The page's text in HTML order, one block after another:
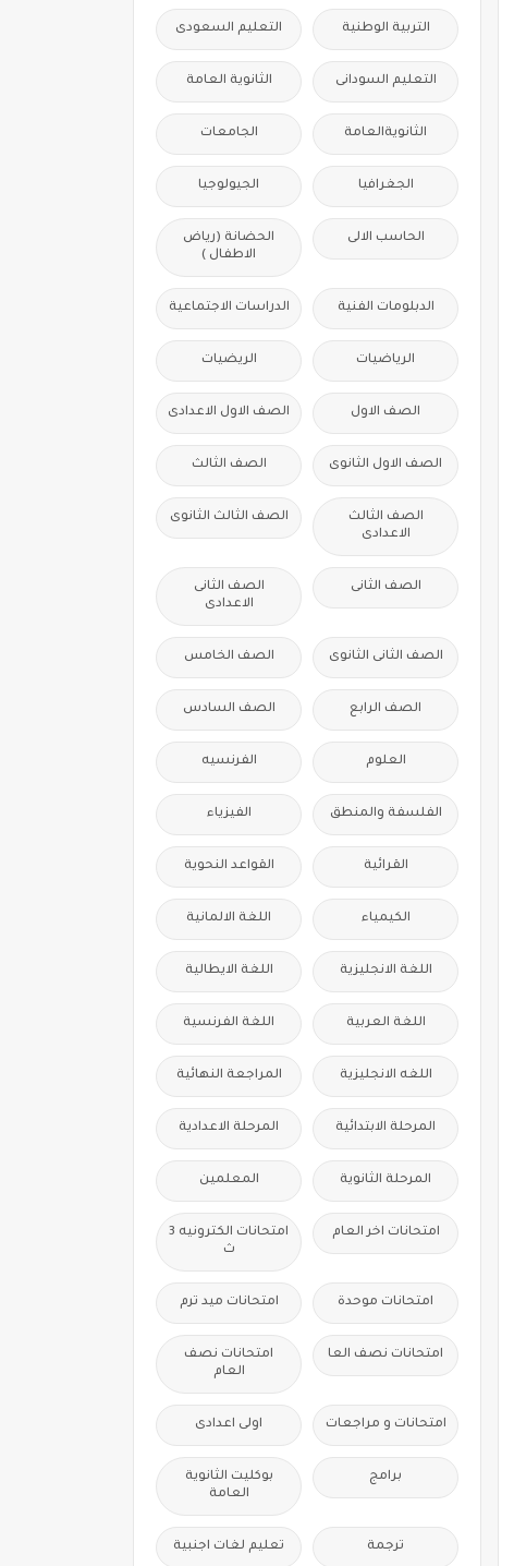
التربية الوطنية التعليم السعودى
التعليم السودانى الثانوية العامة
الثانويةالعامة الجامعات
الجغرافيا الجيولوجيا
الحاسب الالى
الحضانة (رياض
الاطفال )
الدبلومات الفنية الدراسات الاجتماعية
الرياضيات الريضيات
الصف الاول الصف الاول الاعدادى
الصف الاول الثانوى الصف الثالث
الصف الثالث
الاعدادى
الصف الثالث الثانوى
الصف الثانى
الصف الثانى
الاعدادى
الصف الثانى الثانوى الصف الخامس
الصف الرابع الصف السادس
العلوم الفرنسيه
الفلسفة والمنطق الفيزياء
القرائية القواعد النحوية
الكيمياء اللغة الالمانية
اللغة الانجليزية اللغة الايطالية
اللغة العربية اللغة الفرنسية
اللغه الانجليزية المراجعة النهائية
المرحلة الابتدائية المرحلة الاعدادية
المرحلة الثانوية المعلمين
امتحانات اخر العام
امتحانات الكترونيه 3
ث
امتحانات موحدة امتحانات ميد ترم
امتحانات نصف العا
امتحانات نصف
العام
امتحانات و مراجعات اولى اعدادى
برامج
بوكليت الثانوية
العامة
ترجمة تعليم لغات اجنبية